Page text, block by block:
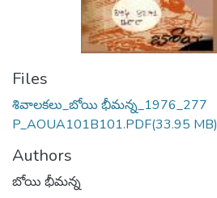
Files
శివాలకలు_బోయి భీమన్న_1976_277
P_AOUA101B101.PDF(33.95 MB)
Authors
బోయి భీమన్న